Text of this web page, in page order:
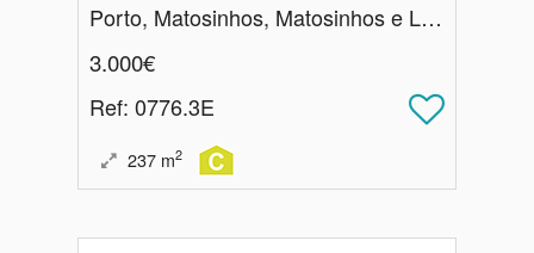
Porto, Matosinhos, Matosinhos e Leça da Palmeira
3.000€
Ref: 0776.3E
237 m2